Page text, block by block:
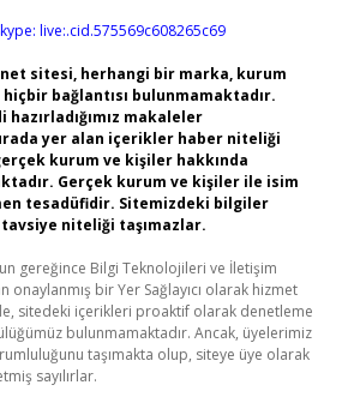
live:.cid.575569c608265c69
sitesi, herhangi bir marka, kurum
bağlantısı bulunmamaktadır.
hazırladığımız makaleler
yer alan içerikler haber niteliği
kurum ve kişiler hakkında
Gerçek kurum ve kişiler ile isim
tesadüfidir. Sitemizdeki bilgiler
niteliği taşımazlar.
gereğince Bilgi Teknolojileri ve İletişim
onaylanmış bir Yer Sağlayıcı olarak hizmet
sitedeki içerikleri proaktif olarak denetleme
bulunmamaktadır. Ancak, üyelerimiz
taşımakta olup, siteye üye olarak
sayılırlar.